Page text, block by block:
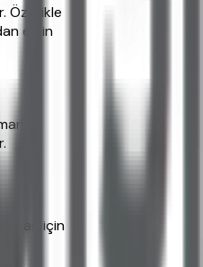
Özellikle
emin
için